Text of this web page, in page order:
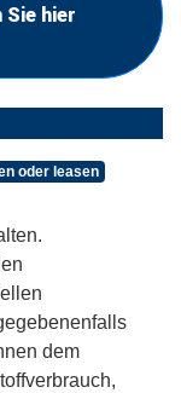
Sie hier
oder leasen
dem